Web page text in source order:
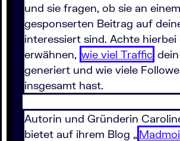
und sie fragen, ob sie an einem
gesponserten Beitrag auf
interessiert sind. Achte hierbei
erwähnen, wie viel Traffic
generiert und wie viele
insgesamt hast.
Autorin und Gründerin
bietet auf ihrem Blog „